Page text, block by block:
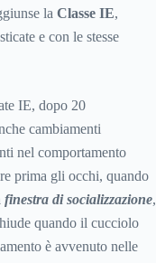
la Classe IE,
e con le stesse
IE, dopo 20
cambiamenti
nel comportamento
prima gli occhi, quando
finestra di socializzazione,
quando il cucciolo
è avvenuto nelle